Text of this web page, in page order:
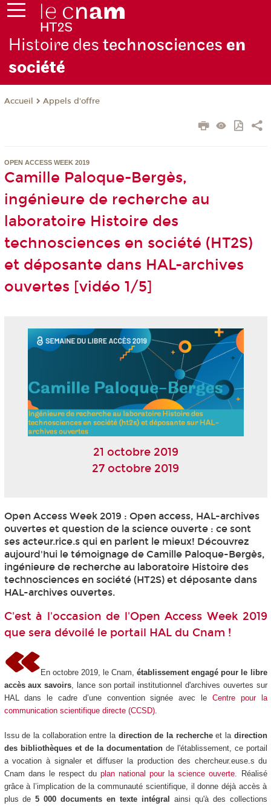
Histoire des technosciences en
société
Accueil Appels d'offre
OPEN ACCESS WEEK 2019
Camille Paloque-Bergès,
ingénieure de recherche au
laboratoire Histoire des
technosciences en société (HT2S)
et déposante dans HAL-archives
ouvertes [vidéo 1/5]
21 octobre 2019
27 octobre 2019
Open Access Week 2019 : Open access, HAL-archives
ouvertes et question de la science ouverte : ce sont
ses acteur.rice.s qui en parlent le mieux! Découvrez
aujourd'hui le témoignage de Camille Paloque-Bergès,
ingénieure de recherche au laboratoire Histoire des
technosciences en société (HT2S) et déposante dans
HAL-archives ouvertes.
C'est à l'occasion de l'Open Access Week 2019
que sera dévoilé le portail HAL du Cnam !
En octobre 2019, le Cnam,établissement engagé pour le libre
accès aux savoirs, lance son portail institutionnel d'archives ouvertes sur
HAL dans le cadre d’une convention signée avec le Centre pour la
communication scientifique directe (CCSD).
Issu de la collaboration entre la direction de la rechercheet la direction
des bibliothèques et de la documentationde l'établissement, ce portail
a vocation à signaler et diffuser la production des chercheur.euse.s du
Cnam dans le respect du plan national pour la science ouverte . Réalisé
grâce à l’implication de la communauté scientifique, il donne déjà accès à
plus de5 000 documents en texte intégral ainsi qu'à des collections